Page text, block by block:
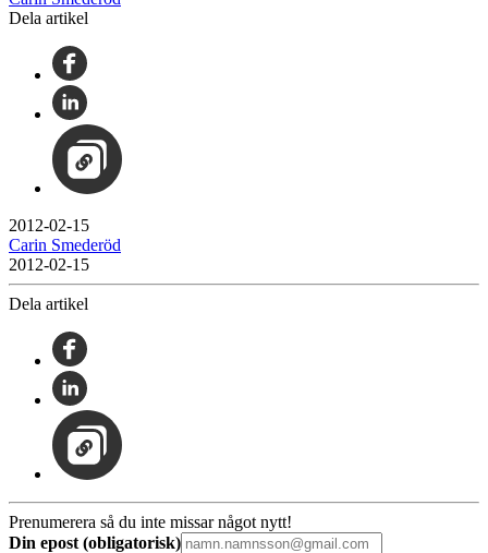
Dela artikel
2012-02-15
Carin Smederöd
2012-02-15
Dela artikel
Prenumerera så du inte missar något nytt!
Din epost (obligatorisk)